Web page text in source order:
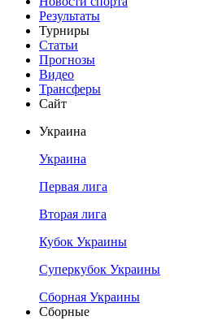
Результаты
Турниры
Статьи
Прогнозы
Видео
Трансферы
Сайт
Украина
Украина
Первая лига
Вторая лига
Кубок Украины
Суперкубок Украины
Сборная Украины
Сборные